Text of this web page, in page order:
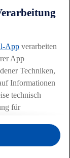
CHF
- 19%
App verarbeiten
App
Techniken,
Informationen
technisch
für
der Lidl-
Lidl Plus-
Daten aus